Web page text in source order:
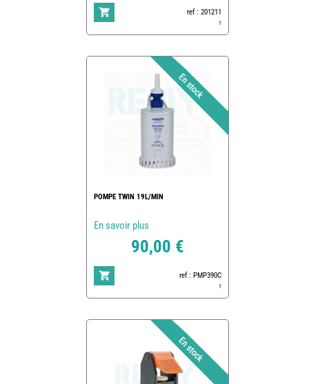
ref : 201211
1
POMPE TWIN 19L/MIN
En savoir plus
90,00 €
ref : PMP390C
1